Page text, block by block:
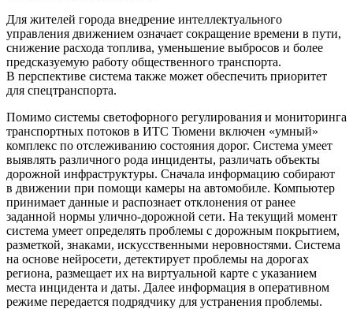
Для жителей города внедрение интеллектуального
управления движением означает сокращение времени в пути,
снижение расхода топлива, уменьшение выбросов и более
предсказуемую работу общественного транспорта.
В перспективе система также может обеспечить приоритет
для спецтранспорта.
Помимо системы светофорного регулирования и мониторинга
транспортных потоков в ИТС Тюмени включен «умный»
комплекс по отслеживанию состояния дорог. Система умеет
выявлять различного рода инциденты, различать объекты
дорожной инфраструктуры. Сначала информацию собирают
в движении при помощи камеры на автомобиле. Компьютер
принимает данные и распознает отклонения от ранее
заданной нормы улично-дорожной сети. На текущий момент
система умеет определять проблемы с дорожным покрытием,
разметкой, знаками, искусственными неровностями. Система
на основе нейросети, детектирует проблемы на дорогах
региона, размещает их на виртуальной карте с указанием
места инцидента и даты. Далее информация в оперативном
режиме передается подрядчику для устранения проблемы.